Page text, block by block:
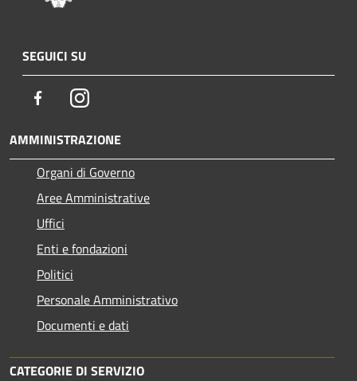
SEGUICI SU
FacebookInstagram
AMMINISTRAZIONE
Organi di Governo
Aree Amministrative
Uffici
Enti e fondazioni
Politici
Personale Amministrativo
Documenti e dati
CATEGORIE DI SERVIZIO